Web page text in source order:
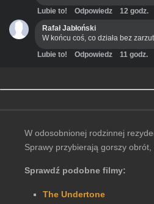
Lubie to! Odpowiedz
12 godz.
Rafał Jabłoński
W końcu coś, co działa bez
Lubie to! Odpowiedz 11 godz.
W odosobnionej rodzinnej
Sprawy przybierają gorszy
Sprawdź podobne filmy:
The Undertone